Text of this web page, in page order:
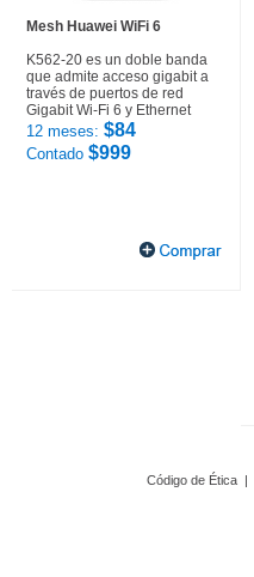
Mesh Huawei WiFi 6
K562-20 es un doble banda
que admite acceso gigabit a
través de puertos de red
Gigabit Wi-Fi 6 y Ethernet
12 meses: $84
Contado $999
Código de Ética |